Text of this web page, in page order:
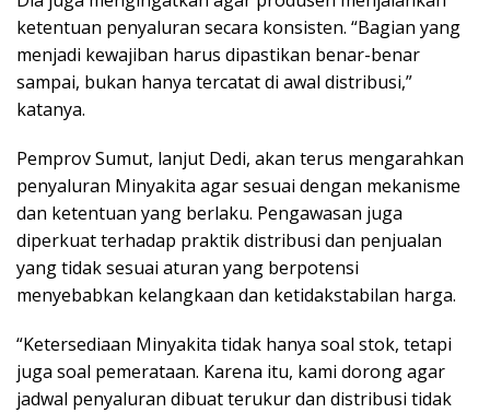
ketentuan penyaluran secara konsisten. “Bagian yang
menjadi kewajiban harus dipastikan benar-benar
sampai, bukan hanya tercatat di awal distribusi,”
katanya.
Pemprov Sumut, lanjut Dedi, akan terus mengarahkan
penyaluran Minyakita agar sesuai dengan mekanisme
dan ketentuan yang berlaku. Pengawasan juga
diperkuat terhadap praktik distribusi dan penjualan
yang tidak sesuai aturan yang berpotensi
menyebabkan kelangkaan dan ketidakstabilan harga.
“Ketersediaan Minyakita tidak hanya soal stok, tetapi
juga soal pemerataan. Karena itu, kami dorong agar
jadwal penyaluran dibuat terukur dan distribusi tidak